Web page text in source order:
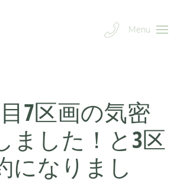
Menu
7区画の気密
ました！と3区
になりまし